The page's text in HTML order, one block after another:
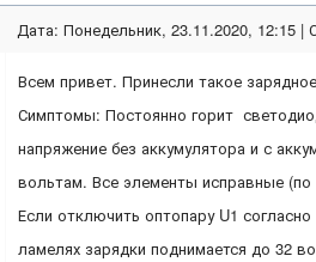
Дата: Понедельник, 23.11.2020, 12:15 |
Всем привет. Принесли такое
Симптомы: Постоянно горит
напряжение без аккумулятора и с
вольтам. Все элементы исправные
Если отключить оптопару U1
ламелях зарядки поднимается до 32